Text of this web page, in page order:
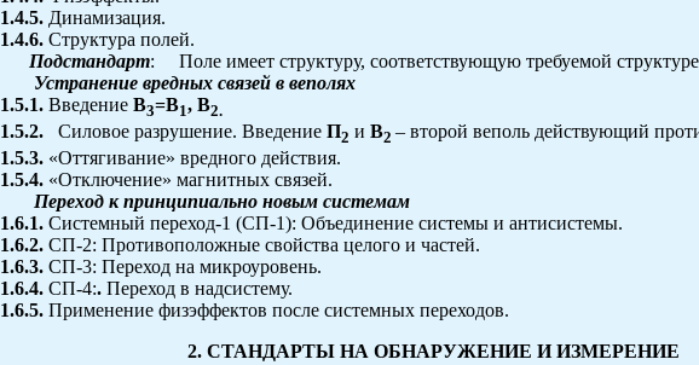
1.4.5. Динамизация.
1.4.6. Структура полей.
Подстандарт:
Поле имеет структуру, соответствующую требуемой
Устранение вредных связей в веполях
1.5.1. Введение В3=В1, В2.
1.5.2. Силовое разрушение. Введение П2 и В2 – второй веполь действующий
1.5.3. «Оттягивание» вредного действия.
1.5.4. «Отключение» магнитных связей.
Переход к принципиально новым системам
1.6.1. Системный переход-1 (СП-1): Объединение системы и антисистемы.
1.6.2. СП-2: Противоположные свойства целого и частей.
1.6.3. СП-3: Переход на микроуровень.
1.6.4. СП-4:. Переход в надсистему.
1.6.5. Применение физэффектов после системных переходов.
2. СТАНДАРТЫ НА ОБНАРУЖЕНИЕ И ИЗМЕРЕНИЕ